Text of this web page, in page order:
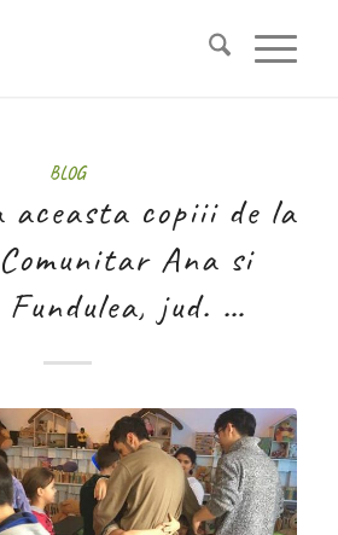
BLOG
aceasta copiii de la
Ana si
jud. …